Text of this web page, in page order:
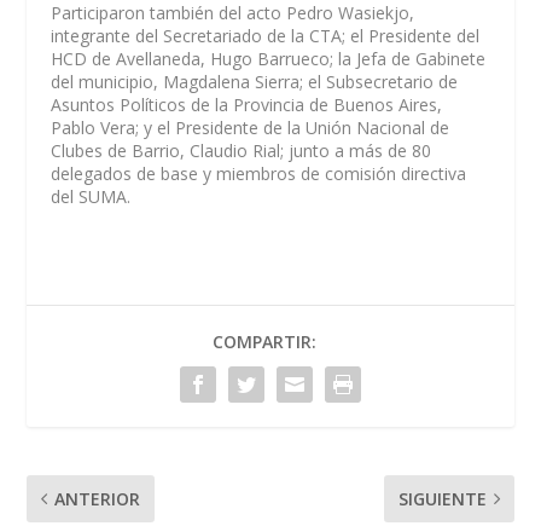
Participaron también del acto Pedro Wasiekjo,
integrante del Secretariado de la CTA; el Presidente del
HCD de Avellaneda, Hugo Barrueco; la Jefa de Gabinete
del municipio, Magdalena Sierra; el Subsecretario de
Asuntos Políticos de la Provincia de Buenos Aires,
Pablo Vera; y el Presidente de la Unión Nacional de
Clubes de Barrio, Claudio Rial; junto a más de 80
delegados de base y miembros de comisión directiva
del SUMA.
COMPARTIR:
ANTERIOR SIGUIENTE